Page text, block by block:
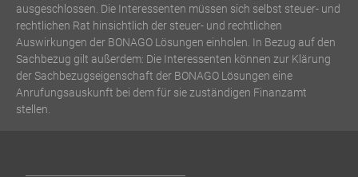
ausgeschlossen. Die Interessenten müssen sich selbst steuer- und
rechtlichen Rat hinsichtlich der steuer- und rechtlichen
Auswirkungen der BONAGO Lösungen einholen. In Bezug auf den
Sachbezug gilt außerdem: Die Interessenten können zur Klärung
der Sachbezugseigenschaft der BONAGO Lösungen eine
Anrufungsauskunft bei dem für sie zuständigen Finanzamt
stellen.